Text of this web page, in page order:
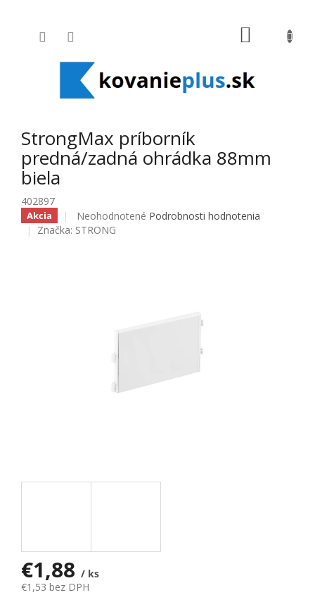
StrongMax príborník
predná/zadná ohrádka 88mm
biela
402897
Akcia Priemerné hodnotenie produktu je 0,0 z 5
Neohodnotené Podrobnosti hodnotenia
Značka: STRONG
€1,88 / ks
€1,53 bez DPH